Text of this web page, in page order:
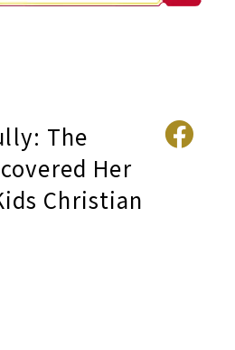
The
Her
Christian